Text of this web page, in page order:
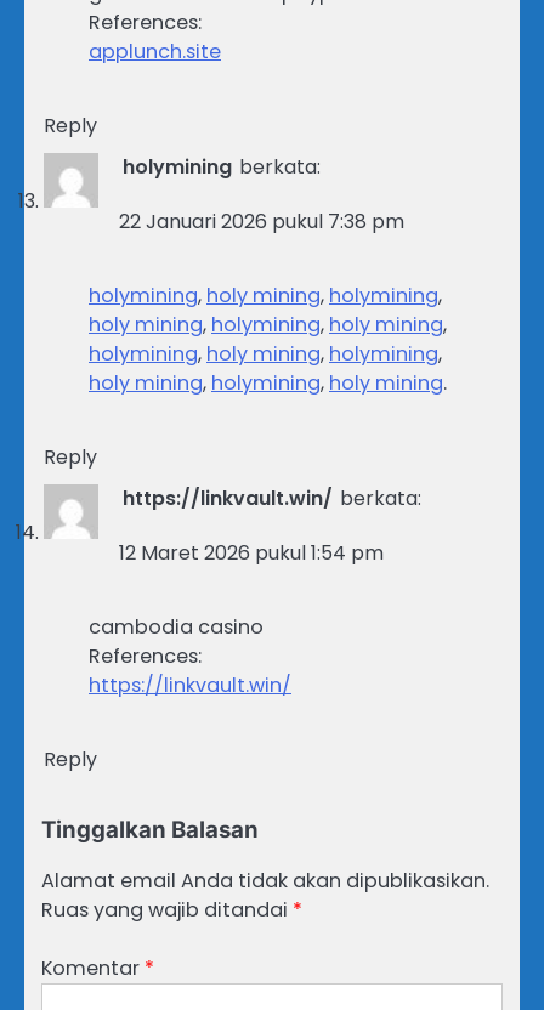
References:
applunch.site
Reply
holymining berkata:
22 Januari 2026 pukul 7:38 pm
holymining, holy mining, holymining,
holy mining, holymining, holy mining,
holymining, holy mining, holymining,
holy mining, holymining, holy mining.
Reply
https://linkvault.win/ berkata:
12 Maret 2026 pukul 1:54 pm
cambodia casino
References:
https://linkvault.win/
Reply
Tinggalkan Balasan
Alamat email Anda tidak akan dipublikasikan.
Ruas yang wajib ditandai *
Komentar *